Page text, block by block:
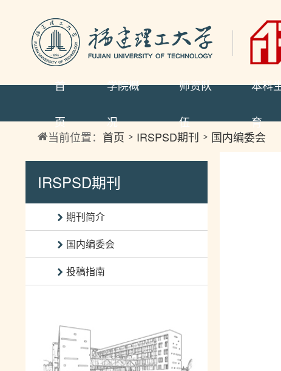
首
页
学院概
况
师资队
伍
本科
育
当前位置： 首页 IRSPSD期刊 国内编委会
IRSPSD期刊
期刊简介
国内编委会
投稿指南